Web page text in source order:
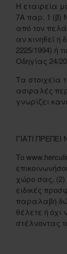
Η εταιρεία
7Α παρ. 1 (β)
από τον
αν κινηθεί η
2225/1994) ή
Οδηγίας 24/
Τα στοιχεία
ασφαλές
γνωρίζει
ΓΙΑΤΙ
Το
χώρο σας, (2)
ειδικές
παραλαβή
θέλετε ή όχι
στέλνοντας